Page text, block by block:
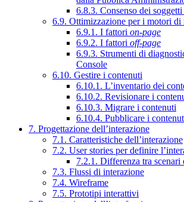
6.8.3. Consenso dei
6.9. Ottimizzazione per i motori di
6.9.1. I fattori on-page
6.9.2. I fattori off-page
6.9.3. Strumenti di
Console
6.10. Gestire i contenuti
6.10.1. L’inventario dei
6.10.2. Revisionare i
6.10.3. Migrare i contenuti
6.10.4. Pubblicare i
7. Progettazione dell’interazione
7.1. Caratteristiche dell’interazione
7.2. User stories per definire
7.2.1. Differenza tra scenari
7.3. Flussi di interazione
7.4. Wireframe
7.5. Prototipi interattivi